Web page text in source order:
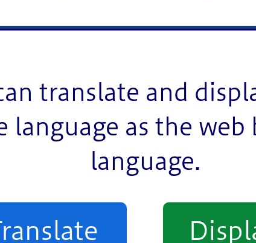
translate and
language as the web
language.
お祭り
熟年者向け